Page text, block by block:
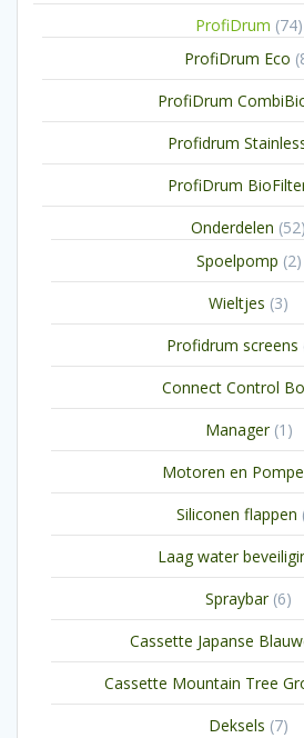
ProfiDrum 7474
ProfiDrum Eco
ProfiDrum
Profidrum
ProfiDrum
Onderdelen 52
Spoelpomp 22
Wieltjes 33
Profidrum screens
Connect Control
Manager 1 1
Motoren en
Siliconen flappen
Laag water
Spraybar 66
Cassette Japanse
Cassette Mountain Tree
Deksels 77